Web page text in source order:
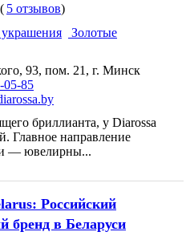
( 5 отзывов)
Золотые
93, пом. 21, г. Минск
05-85
бриллианта, у Diarossa
Главное направление
— ювелирны...
Российский
бренд в Беларуси